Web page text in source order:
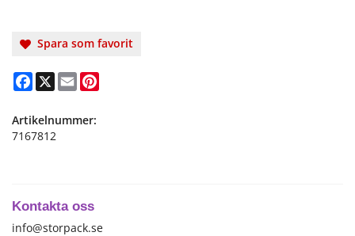
Spara som favorit
Facebook
X Email
Artikelnummer:
7167812
Kontakta oss
info@storpack.se